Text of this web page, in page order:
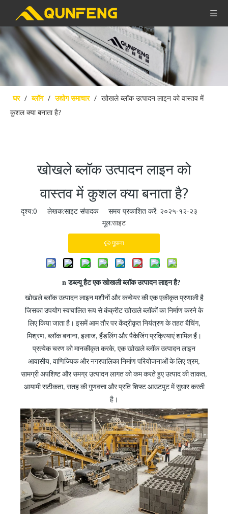
घर / ब्लॉग / उद्योग समाचार / खोखले ब्लॉक उत्पादन लाइन को वास्तव में
कुशल क्या बनाता है?
खोखले ब्लॉक उत्पादन लाइन को
वास्तव में कुशल क्या बनाता है?
दृश्य:0 लेखक:साइट संपादक समय प्रकाशित करें: २०२५-१२-२३
मूल:साइट
पूछना
nडब्ल्यूहैट एक खोखली ब्लॉक उत्पादन लाइन है?
खोखले ब्लॉक उत्पादन लाइन मशीनों और कन्वेयर की एक एकीकृत प्रणाली है
जिसका उपयोग स्वचालित रूप से कंक्रीट खोखले ब्लॉकों का निर्माण करने के
लिए किया जाता है। इसमें आम तौर पर केंद्रीकृत नियंत्रण के तहत बैचिंग,
मिश्रण, ब्लॉक बनाना, इलाज, हैंडलिंग और पैकेजिंग प्रक्रियाएं शामिल हैं।
प्रत्येक चरण को मानकीकृत करके, एक खोखले ब्लॉक उत्पादन लाइन
आवासीय, वाणिज्यिक और नगरपालिका निर्माण परियोजनाओं के लिए श्रम,
सामग्री अपशिष्ट और समग्र उत्पादन लागत को कम करते हुए उत्पाद की ताकत,
आयामी सटीकता, सतह की गुणवत्ता और प्रति शिफ्ट आउटपुट में सुधार करती
है।